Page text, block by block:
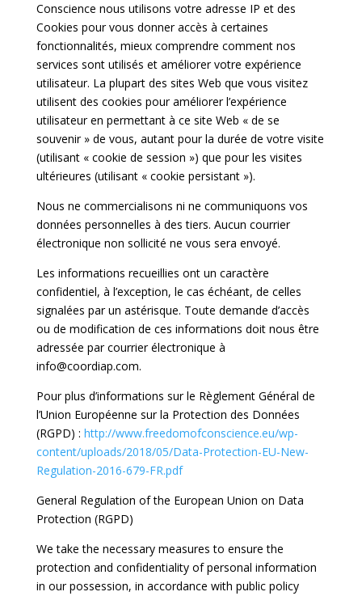
Conscience nous utilisons votre adresse IP et des
Cookies pour vous donner accès à certaines
fonctionnalités, mieux comprendre comment nos
services sont utilisés et améliorer votre expérience
utilisateur. La plupart des sites Web que vous visitez
utilisent des cookies pour améliorer l’expérience
utilisateur en permettant à ce site Web « de se
souvenir » de vous, autant pour la durée de votre visite
(utilisant « cookie de session ») que pour les visites
ultérieures (utilisant « cookie persistant »).
Nous ne commercialisons ni ne communiquons vos
données personnelles à des tiers. Aucun courrier
électronique non sollicité ne vous sera envoyé.
Les informations recueillies ont un caractère
confidentiel, à l’exception, le cas échéant, de celles
signalées par un astérisque. Toute demande d’accès
ou de modification de ces informations doit nous être
adressée par courrier électronique à
info@coordiap.com.
Pour plus d’informations sur le Règlement Général de
l’Union Européenne sur la Protection des Données
(RGPD) : http://www.freedomofconscience.eu/wp-
content/uploads/2018/05/Data-Protection-EU-New-
Regulation-2016-679-FR.pdf
General Regulation of the European Union on Data
Protection (RGPD)
We take the necessary measures to ensure the
protection and confidentiality of personal information
in our possession, in accordance with public policy